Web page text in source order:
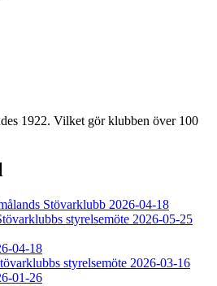
1922. Vilket gör klubben över 100
Stövarklubb 2026-04-18
styrelsemöte 2026-05-25
04-18
styrelsemöte 2026-03-16
01-26